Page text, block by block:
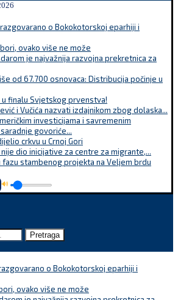
o Bokokotorskoj eparhiji i
ovako više ne može
je najvažnija razvojna prekretnica za
od 67.700 osnovaca: Distribucija počinje u
u finalu Svjetskog prvenstva!
i Vučića nazvati izdajnikom zbog dolaska...
investicijama i savremenim
govoriće...
crkvu u Crnoj Gori
nije dio inicijative za centre za migrante,...
stambenog projekta na Veljem brdu
🔊
Pretraga
o Bokokotorskoj eparhiji i
ovako više ne može